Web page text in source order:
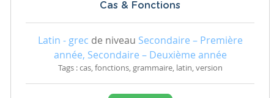
Cas & Fonctions
Latin - grec de niveau Secondaire – Première
année, Secondaire – Deuxième année
Tags : cas, fonctions, grammaire, latin, version